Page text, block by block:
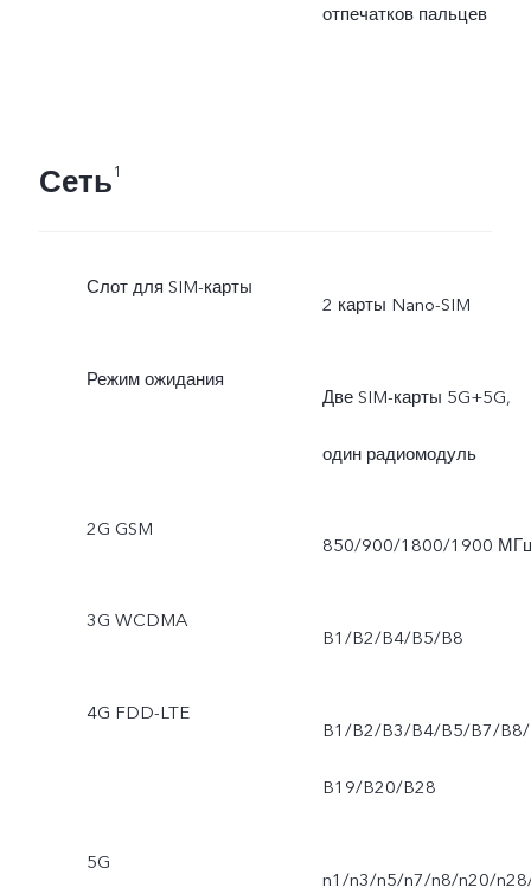
отпечатков пальцев
Сеть1
Слот для SIM-карты
2 карты Nano-SIM
Режим ожидания
Две SIM-карты 5G+5G,
один радиомодуль
2G GSM
850/900/1800/1900
3G WCDMA
B1/B2/B4/B5/B8
4G FDD-LTE
B1/B2/B3/B4/B5/B7/B8/
B19/B20/B28
5G
n1/n3/n5/n7/n8/n20/